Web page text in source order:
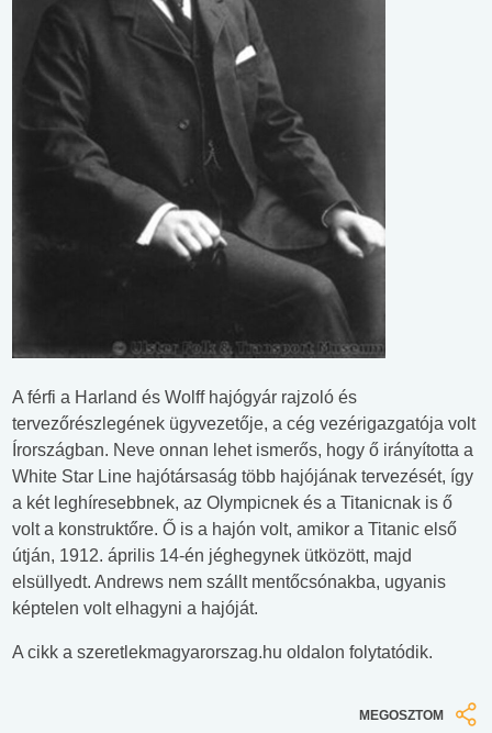
A férfi a Harland és Wolff hajógyár rajzoló és
tervezőrészlegének ügyvezetője, a cég vezérigazgatója volt
Írországban. Neve onnan lehet ismerős, hogy ő irányította a
White Star Line hajótársaság több hajójának tervezését, így
a két leghíresebbnek, az Olympicnek és a Titanicnak is ő
volt a konstruktőre. Ő is a hajón volt, amikor a Titanic első
útján, 1912. április 14-én jéghegynek ütközött, majd
elsüllyedt. Andrews nem szállt mentőcsónakba, ugyanis
képtelen volt elhagyni a hajóját.
A cikk a szeretlekmagyarorszag.hu oldalon folytatódik.
MEGOSZTOM